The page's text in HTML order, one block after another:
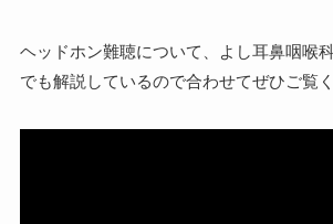
ヘッドホン難聴について、よし耳鼻咽喉
でも解説しているので合わせてぜひご覧く